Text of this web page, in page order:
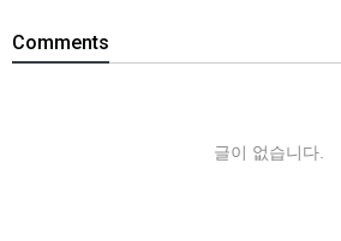
Comments
글이 없습니다.